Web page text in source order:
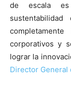
de escala
corporativos y
lograr la
Director General